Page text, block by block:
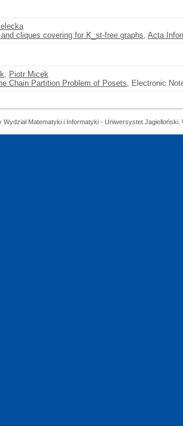
cliques covering for K_st-free graphs, Acta
, Piotr Micek
Chain Partition Problem of Posets, Electronic
Wydział Matematyki i Informatyki - Uniwersystet